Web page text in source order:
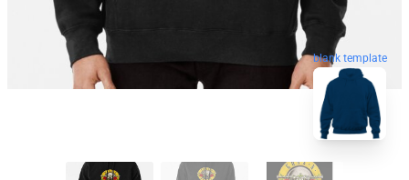
blank template